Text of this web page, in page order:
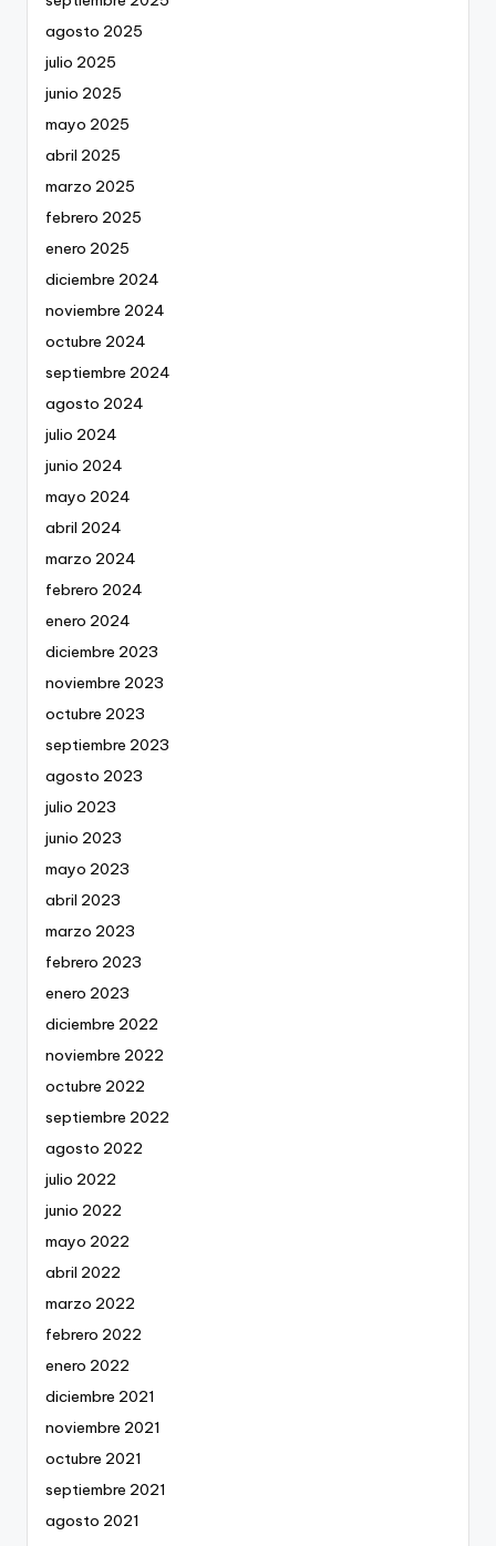
agosto 2025
julio 2025
junio 2025
mayo 2025
abril 2025
marzo 2025
febrero 2025
enero 2025
diciembre 2024
noviembre 2024
octubre 2024
septiembre 2024
agosto 2024
julio 2024
junio 2024
mayo 2024
abril 2024
marzo 2024
febrero 2024
enero 2024
diciembre 2023
noviembre 2023
octubre 2023
septiembre 2023
agosto 2023
julio 2023
junio 2023
mayo 2023
abril 2023
marzo 2023
febrero 2023
enero 2023
diciembre 2022
noviembre 2022
octubre 2022
septiembre 2022
agosto 2022
julio 2022
junio 2022
mayo 2022
abril 2022
marzo 2022
febrero 2022
enero 2022
diciembre 2021
noviembre 2021
octubre 2021
septiembre 2021
agosto 2021